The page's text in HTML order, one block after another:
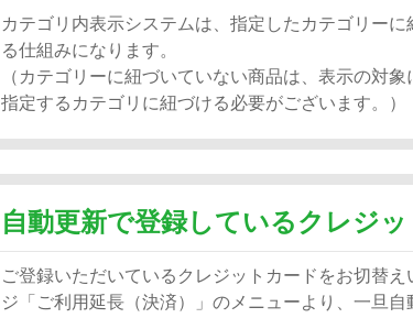
カテゴリ内表示システムは、指定したカテゴリー
る仕組みになります。
（カテゴリーに紐づいていない商品は、表示の対
指定するカテゴリに紐づける必要がございます。）
ご登録いただいているクレジットカードをお切替
ジ「ご利用延長（決済）」のメニューより、一旦